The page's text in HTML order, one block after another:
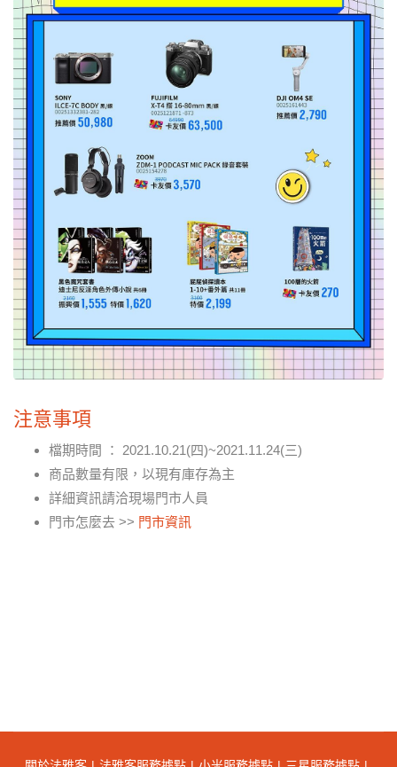
注意事項
檔期時間 ： 2021.10.21(四)~2021.11.24(三)
商品數量有限，以現有庫存為主
詳細資訊請洽現場門市人員
門市怎麼去 >> 門市資訊